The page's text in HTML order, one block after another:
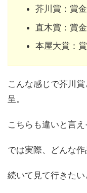
芥川賞：賞
直木賞：賞
本屋大賞：
こんな感じで芥川
呈。
こちらも違いと言え
では実際、どんな
続いて見て行きたい